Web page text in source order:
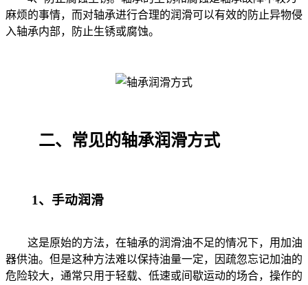
麻烦的事情，而对轴承进行合理的润滑可以有效的防止异物侵
入轴承内部，防止生锈或腐蚀。
二、常见的轴承润滑方式
1、手动润滑
这是原始的方法，在轴承的润滑油不足的情况下，用加油
器供油。但是这种方法难以保持油量一定，因疏忽忘记加油的
危险较大，通常只用于轻载、低速或间歇运动的场合，操作的